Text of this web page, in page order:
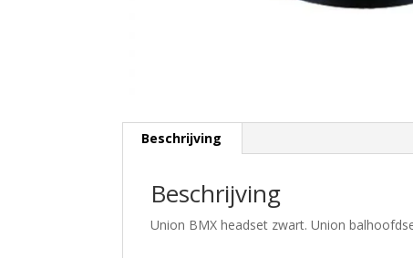
Beschrijving
Beschrijving
Union BMX headset zwart. Union